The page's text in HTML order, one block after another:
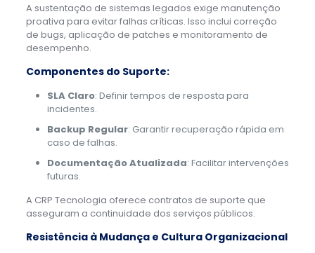
A sustentação de sistemas legados exige manutenção
proativa para evitar falhas críticas. Isso inclui correção
de bugs, aplicação de patches e monitoramento de
desempenho.
Componentes do Suporte:
SLA Claro: Definir tempos de resposta para
incidentes.
Backup Regular: Garantir recuperação rápida em
caso de falhas.
Documentação Atualizada: Facilitar intervenções
futuras.
A CRP Tecnologia oferece contratos de suporte que
asseguram a continuidade dos serviços públicos.
Resistência à Mudança e Cultura Organizacional